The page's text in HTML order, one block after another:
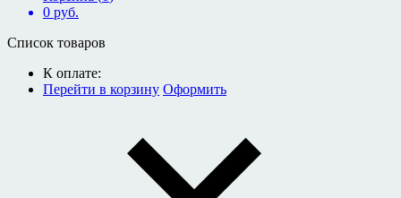
0 руб.
Список товаров
К оплате:
Перейти в корзину Оформить